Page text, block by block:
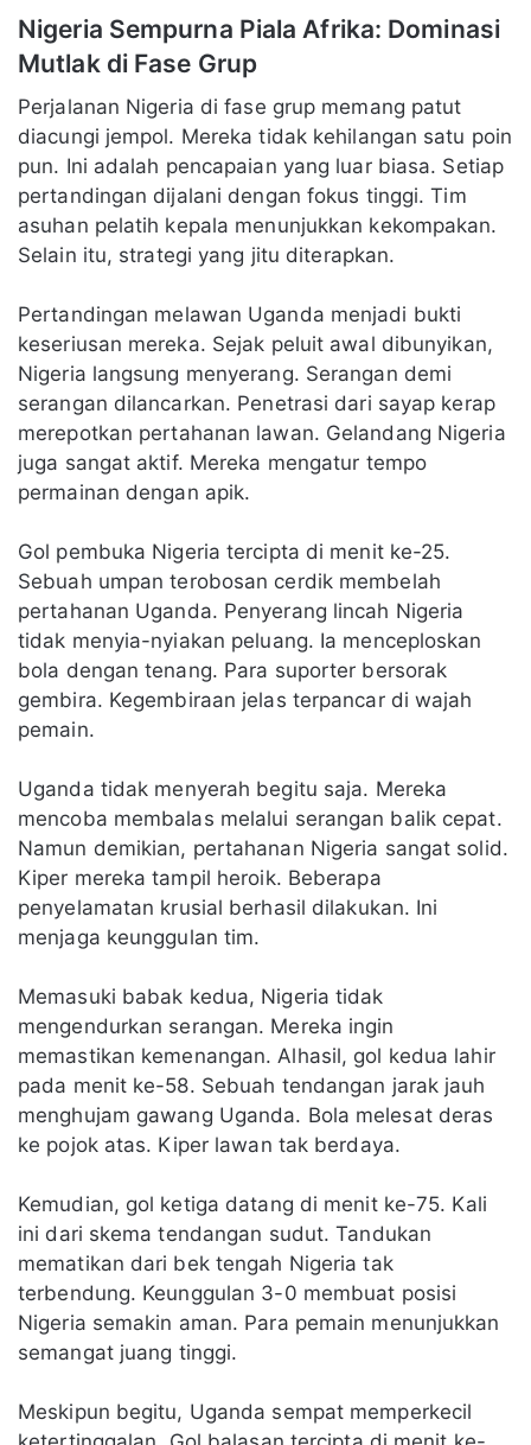
Nigeria Sempurna Piala Afrika: Dominasi
Mutlak di Fase Grup
Perjalanan Nigeria di fase grup memang patut
diacungi jempol. Mereka tidak kehilangan satu poin
pun. Ini adalah pencapaian yang luar biasa. Setiap
pertandingan dijalani dengan fokus tinggi. Tim
asuhan pelatih kepala menunjukkan kekompakan.
Selain itu, strategi yang jitu diterapkan.
Pertandingan melawan Uganda menjadi bukti
keseriusan mereka. Sejak peluit awal dibunyikan,
Nigeria langsung menyerang. Serangan demi
serangan dilancarkan. Penetrasi dari sayap kerap
merepotkan pertahanan lawan. Gelandang Nigeria
juga sangat aktif. Mereka mengatur tempo
permainan dengan apik.
Gol pembuka Nigeria tercipta di menit ke-25.
Sebuah umpan terobosan cerdik membelah
pertahanan Uganda. Penyerang lincah Nigeria
tidak menyia-nyiakan peluang. Ia menceploskan
bola dengan tenang. Para suporter bersorak
gembira. Kegembiraan jelas terpancar di wajah
pemain.
Uganda tidak menyerah begitu saja. Mereka
mencoba membalas melalui serangan balik cepat.
Namun demikian, pertahanan Nigeria sangat solid.
Kiper mereka tampil heroik. Beberapa
penyelamatan krusial berhasil dilakukan. Ini
menjaga keunggulan tim.
Memasuki babak kedua, Nigeria tidak
mengendurkan serangan. Mereka ingin
memastikan kemenangan. Alhasil, gol kedua lahir
pada menit ke-58. Sebuah tendangan jarak jauh
menghujam gawang Uganda. Bola melesat deras
ke pojok atas. Kiper lawan tak berdaya.
Kemudian, gol ketiga datang di menit ke-75. Kali
ini dari skema tendangan sudut. Tandukan
mematikan dari bek tengah Nigeria tak
terbendung. Keunggulan 3-0 membuat posisi
Nigeria semakin aman. Para pemain menunjukkan
semangat juang tinggi.
Meskipun begitu, Uganda sempat memperkecil